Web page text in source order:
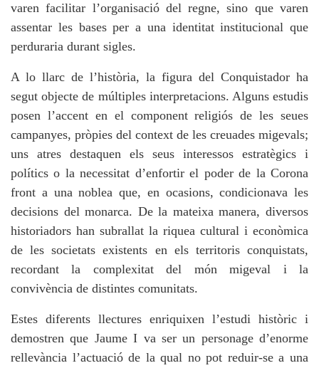
varen facilitar l’organisació del regne, sino que varen
assentar les bases per a una identitat institucional que
perduraria durant sigles.
A lo llarc de l’història, la figura del Conquistador ha
segut objecte de múltiples interpretacions. Alguns estudis
posen l’accent en el component religiós de les seues
campanyes, pròpies del context de les creuades migevals;
uns atres destaquen els seus interessos estratègics i
polítics o la necessitat d’enfortir el poder de la Corona
front a una noblea que, en ocasions, condicionava les
decisions del monarca. De la mateixa manera, diversos
historiadors han subrallat la riquea cultural i econòmica
de les societats existents en els territoris conquistats,
recordant la complexitat del món migeval i la
convivència de distintes comunitats.
Estes diferents llectures enriquixen l’estudi històric i
demostren que Jaume I va ser un personage d’enorme
rellevància l’actuació de la qual no pot reduir-se a una